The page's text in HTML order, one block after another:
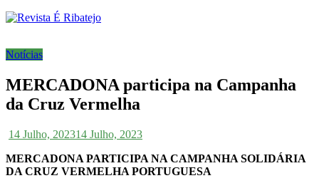
Notícias
MERCADONA participa na Campanha
da Cruz Vermelha
14 Julho, 202314 Julho, 2023
MERCADONA PARTICIPA NA CAMPANHA SOLIDÁRIA
DA CRUZ VERMELHA PORTUGUESA